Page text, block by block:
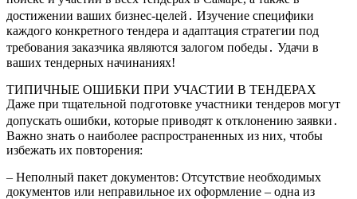
достижении ваших бизнес-целей․ Изучение специфики
каждого конкретного тендера и адаптация стратегии под
требования заказчика являются залогом победы․ Удачи в
ваших тендерных начинаниях!
ТИПИЧНЫЕ ОШИБКИ ПРИ УЧАСТИИ В ТЕНДЕРАХ
Даже при тщательной подготовке участники тендеров могут
допускать ошибки, которые приводят к отклонению заявки․
Важно знать о наиболее распространенных из них, чтобы
избежать их повторения:
– Неполный пакет документов: Отсутствие необходимых
документов или неправильное их оформление – одна из